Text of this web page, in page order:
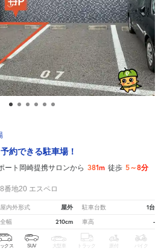
約できる駐車場！
ート岡崎提携サロンから 381m 徒歩 5～8分
番地20 エスペロ
屋内外形式 屋外 駐車台数 1台
全幅 210cm 車高 -
クス SUV 大型車 トラック 原付 バイク